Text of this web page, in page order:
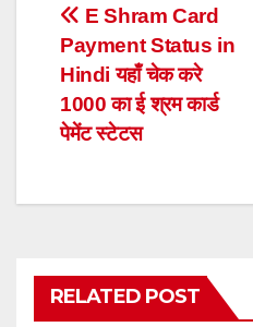
Post
navigation
E Shram Card
Payment Status in
Hindi यहाँ चेक करे
1000 का ई श्रम कार्ड
पेमेंट स्टेटस
RELATED POST